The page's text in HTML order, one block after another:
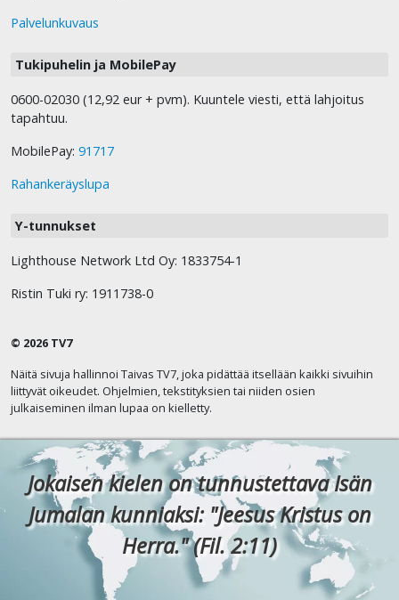
Palvelunkuvaus
Tukipuhelin ja MobilePay
0600-02030 (12,92 eur + pvm). Kuuntele viesti, että lahjoitus
tapahtuu.
MobilePay: 91717
Rahankeräyslupa
Y-tunnukset
Lighthouse Network Ltd Oy: 1833754-1
Ristin Tuki ry: 1911738-0
© 2026 TV7
Näitä sivuja hallinnoi Taivas TV7, joka pidättää itsellään kaikki sivuihin
liittyvät oikeudet. Ohjelmien, tekstityksien tai niiden osien
julkaiseminen ilman lupaa on kielletty.
Jokaisen kielen on tunnustettava Isän
Jumalan kunniaksi: "Jeesus Kristus on
Herra." (Fil. 2:11)